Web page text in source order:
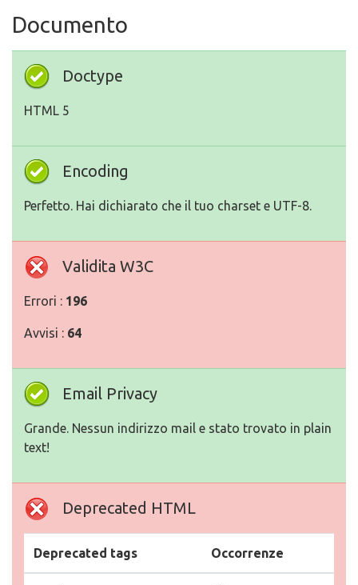
Documento
Doctype
HTML 5
Encoding
Perfetto. Hai dichiarato che il tuo charset e UTF-8.
Validita W3C
Errori : 196
Avvisi : 64
Email Privacy
Grande. Nessun indirizzo mail e stato trovato in plain
text!
Deprecated HTML
Deprecated tags Occorrenze